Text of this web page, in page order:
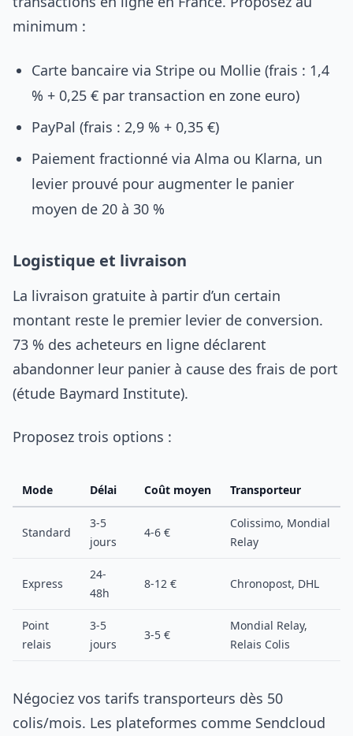
minimum :
Carte bancaire via Stripe ou Mollie (frais : 1,4
% + 0,25 € par transaction en zone euro)
PayPal (frais : 2,9 % + 0,35 €)
Paiement fractionné via Alma ou Klarna, un
levier prouvé pour augmenter le panier
moyen de 20 à 30 %
Logistique et livraison
La livraison gratuite à partir d’un certain
montant reste le premier levier de conversion.
73 % des acheteurs en ligne déclarent
abandonner leur panier à cause des frais de port
(étude Baymard Institute).
Proposez trois options :
Mode Délai Coût moyen Transporteur
Standard
3-5
jours
4-6 €
Colissimo, Mondial
Relay
Express
24-
48h
8-12 € Chronopost, DHL
Point
relais
3-5
jours
3-5 €
Mondial Relay,
Relais Colis
Négociez vos tarifs transporteurs dès 50
colis/mois. Les plateformes comme Sendcloud